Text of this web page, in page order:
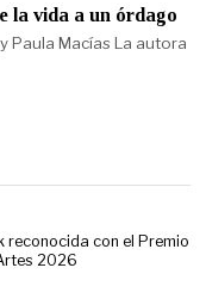
la vida a un órdago
Paula Macías La autora
reconocida con el Premio
2026